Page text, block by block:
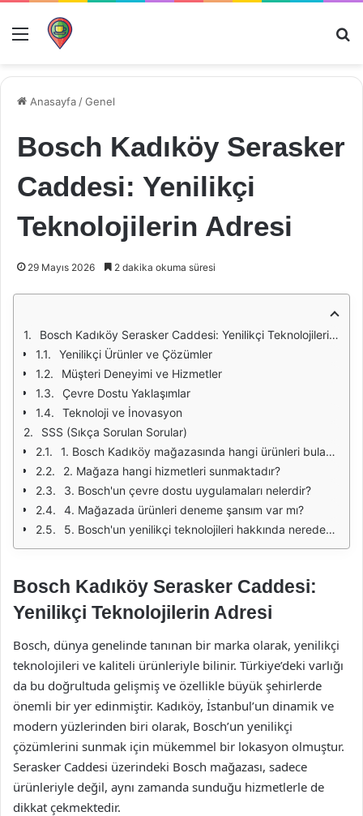
Menü
Anasayfa /Genel
Bosch Kadıköy Serasker
Caddesi: Yenilikçi
Teknolojilerin Adresi
29 Mayıs 2026 2 dakika okuma süresi
Bosch Kadıköy Serasker Caddesi: Yenilikçi Teknolojilerin Adresi
Yenilikçi Ürünler ve Çözümler
Müşteri Deneyimi ve Hizmetler
Çevre Dostu Yaklaşımlar
Teknoloji ve İnovasyon
SSS (Sıkça Sorulan Sorular)
1. Bosch Kadıköy mağazasında hangi ürünleri bulabilirim?
2. Mağaza hangi hizmetleri sunmaktadır?
3. Bosch'un çevre dostu uygulamaları nelerdir?
4. Mağazada ürünleri deneme şansım var mı?
5. Bosch'un yenilikçi teknolojileri hakkında nereden bilgi alabilirim?
Bosch Kadıköy Serasker Caddesi:
Yenilikçi Teknolojilerin Adresi
Bosch, dünya genelinde tanınan bir marka olarak, yenilikçi
teknolojileri ve kaliteli ürünleriyle bilinir. Türkiye’deki varlığı
da bu doğrultuda gelişmiş ve özellikle büyük şehirlerde
önemli bir yer edinmiştir. Kadıköy, İstanbul’un dinamik ve
modern yüzlerinden biri olarak, Bosch’un yenilikçi
çözümlerini sunmak için mükemmel bir lokasyon olmuştur.
Serasker Caddesi üzerindeki Bosch mağazası, sadece
ürünleriyle değil, aynı zamanda sunduğu hizmetlerle de
dikkat çekmektedir.